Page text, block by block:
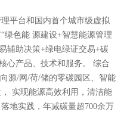
平台和国内首个城市级虚拟
绿色能 源建设+智慧能源管理
辅助决策+绿电绿证交易+碳
心产品、技术和服务。 综合
源/网/荷/储的零碳园区、智能
实现能源高效利用，清洁能
地实践，年减碳量超700余万